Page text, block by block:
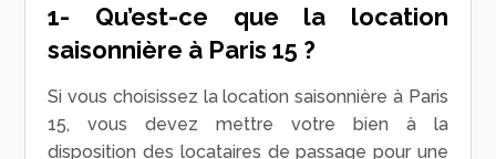
1- Qu’est-ce que la location
saisonnière à Paris 15 ?
Si vous choisissez la location saisonnière à Paris
15, vous devez mettre votre bien à la
disposition des locataires de passage pour une